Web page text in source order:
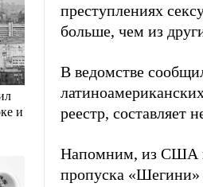
и
преступлениях
больше, чем из
В ведомстве
реестр, составляет
Напомним, из США
пропуска